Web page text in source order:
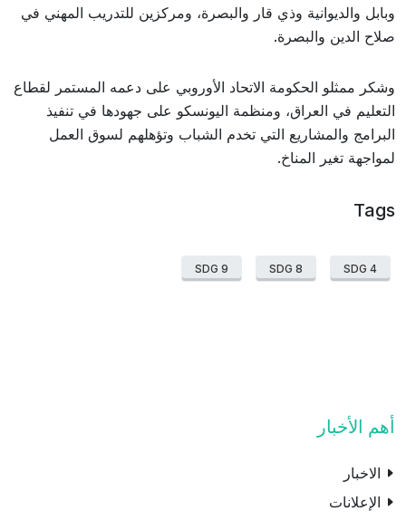
وبابل والديوانية وذي قار والبصرة، ومركزين للتدريب المهني في
صلاح الدين والبصرة.
وشكر ممثلو الحكومة الاتحاد الأوروبي على دعمه المستمر لقطاع
التعليم في العراق، ومنظمة اليونسكو على جهودها في تنفيذ
البرامج والمشاريع التي تخدم الشباب وتؤهلهم لسوق العمل
لمواجهة تغير المناخ.
Tags
SDG 4
SDG 8
SDG 9
أهم الأخبار
الاخبار
الإعلانات